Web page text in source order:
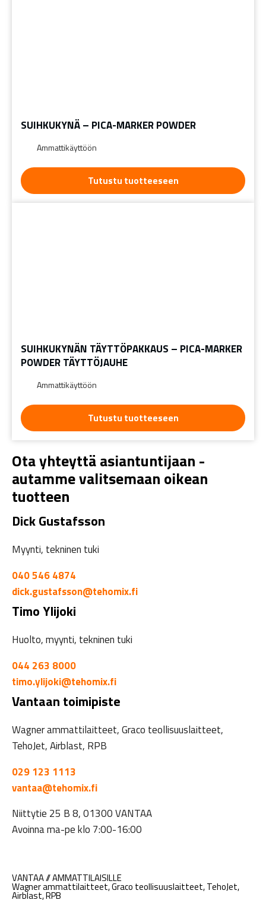
SUIHKUKYNÄ – PICA-MARKER POWDER
Ammattikäyttöön
Tutustu tuotteeseen
SUIHKUKYNÄN TÄYTTÖPAKKAUS – PICA-MARKER
POWDER TÄYTTÖJAUHE
Ammattikäyttöön
Tutustu tuotteeseen
Ota yhteyttä asiantuntijaan -
autamme valitsemaan oikean
tuotteen
Dick Gustafsson
Myynti, tekninen tuki
040 546 4874
dick.gustafsson@tehomix.fi
Timo Ylijoki
Huolto, myynti, tekninen tuki
044 263 8000
timo.ylijoki@tehomix.fi
Vantaan toimipiste
Wagner ammattilaitteet, Graco teollisuuslaitteet,
TehoJet, Airblast, RPB
029 123 1113
vantaa@tehomix.fi
Niittytie 25 B 8, 01300 VANTAA
Avoinna ma-pe klo 7:00-16:00
VANTAA // AMMATTILAISILLE
Wagner ammattilaitteet, Graco teollisuuslaitteet, TehoJet,
Airblast, RPB